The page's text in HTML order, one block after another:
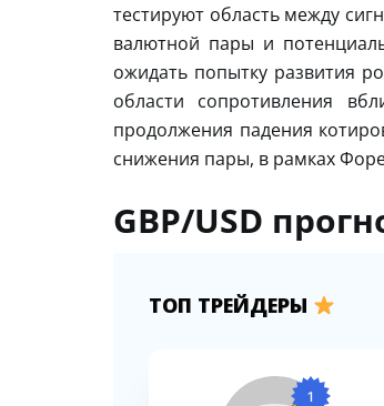
тестируют область между
валютной пары и
ожидать попытку развития
области сопротивления
продолжения падения
снижения пары, в рамках
GBP/USD
ТОП ТРЕЙДЕРЫ
1